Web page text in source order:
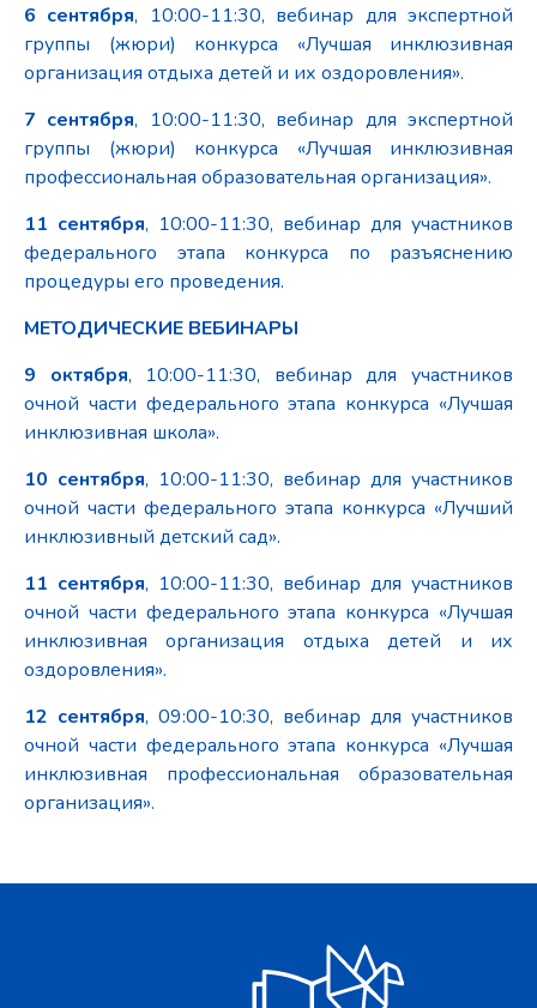
6 сентября, 10:00-11:30, вебинар для экспертной
группы (жюри) конкурса «Лучшая инклюзивная
организация отдыха детей и их оздоровления».
7 сентября, 10:00-11:30, вебинар для экспертной
группы (жюри) конкурса «Лучшая инклюзивная
профессиональная образовательная организация».
11 сентября, 10:00-11:30, вебинар для участников
федерального этапа конкурса по разъяснению
процедуры его проведения.
МЕТОДИЧЕСКИЕ ВЕБИНАРЫ
9 октября, 10:00-11:30, вебинар для участников
очной части федерального этапа конкурса «Лучшая
инклюзивная школа».
10 сентября, 10:00-11:30, вебинар для участников
очной части федерального этапа конкурса «Лучший
инклюзивный детский сад».
11 сентября, 10:00-11:30, вебинар для участников
очной части федерального этапа конкурса «Лучшая
инклюзивная организация отдыха детей и их
оздоровления».
12 сентября, 09:00-10:30, вебинар для участников
очной части федерального этапа конкурса «Лучшая
инклюзивная профессиональная образовательная
организация».